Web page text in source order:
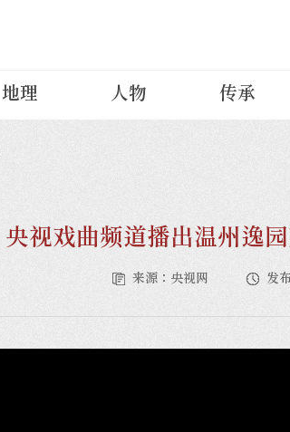
地理 人物 传承
央视戏曲频道播出温州逸
来源：央视网 发